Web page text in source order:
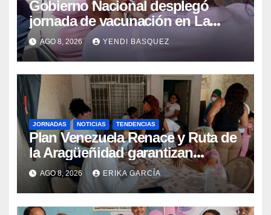
Gobierno Nacional desplegó
jornada de vacunación en La
Guaira para garantizar protección
epidemiológica
AGO 8, 2026 YENDI BASQUEZ
JORNADAS NOTICIAS TENDENCIAS
Plan Venezuela Renace y Ruta de
la Aragüeñidad garantizan
atención médica integral en
Aragua
AGO 8, 2026 ERIKA GARCÍA